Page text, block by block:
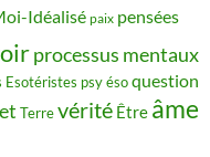
Idéalisé paix pensées
processus mentaux
Esotéristes psy ésoquestion
Terrevérité Être âme